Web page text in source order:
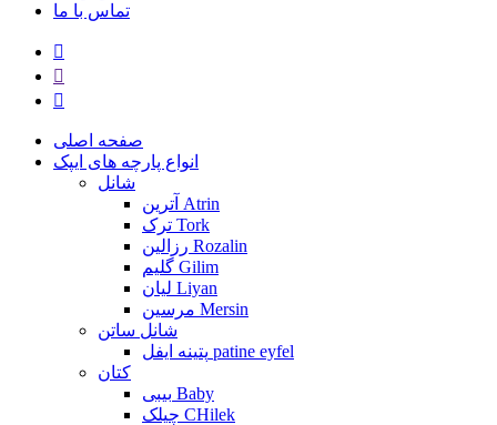
تماس با ما
صفحه اصلی
انواع پارچه های ایپک
شانل
آترین Atrin
ترک Tork
رزالین Rozalin
گلیم Gilim
لیان Liyan
مرسین Mersin
شانل ساتن
پتینه ایفل patine eyfel
کتان
بیبی Baby
چیلک CHilek